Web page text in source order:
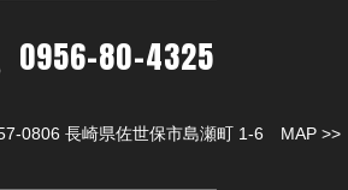
0956-80-4325
0806 長崎県佐世保市島瀬町 1-6 MAP >>